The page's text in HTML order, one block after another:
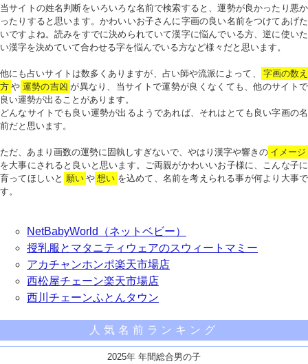
当サイトの姓名判断をいろいろな名前で検索すると、運勢が良かったり悪か
ったりすると思います。かわいいお子さんに字画の良い名前をつけてあげた
いですよね。読みをすでに決められていて漢字に悩んでいる方、逆に使いた
い漢字を決めていて合わせる字を悩んでいる方など様々だと思います。
他にも占いサイトは数多くありますが、占い師や流派によって、
字画の数え
方 や 運勢の吉凶 が異なり、当サイトで運勢が良くなくても、他のサイトで
良い運勢が出ることがあります。
どんなサイトでも良い運勢が出るようであれば、それはとても良い字画の名
前だと思います。
ただ、あまり画数の運勢に固執しすぎないで、やはり漢字や響きの イメージ
を大事にされると良いと思います。ご両親がかわいいお子様に、こんな子に
育ってほしいと 願い や 想い を込めて、名前を考えられる事が何より大事で
す。
NetBabyWorld（ネットベビー）
授乳服とマタニティウェアのスウィートマミー
アカチャンホンポ楽天市場店
西松屋チェーン楽天市場店
西川チェーンふとんタウン
人気名前ランキング
2025年 年間総合男の子